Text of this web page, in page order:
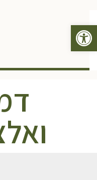
פתח סרגל נגישות
תפריט